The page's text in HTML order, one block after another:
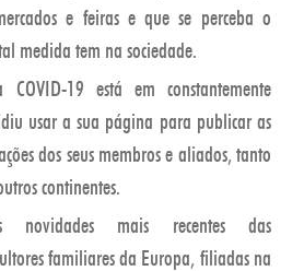
e feiras e que se perceba o
medida tem na sociedade.
19 está em constantemente
usar a sua página para publicar as
dos seus membros e aliados, tanto
continentes.
novidades mais recentes das
familiares da Europa, filiadas na